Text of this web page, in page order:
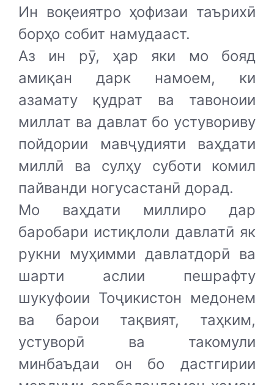
Ин воқеиятро ҳофизаи таърихӣ
борҳо собит намудааст.
Аз ин рӯ, ҳар яки мо бояд
амиқан дарк намоем, ки
азамату қудрат ва тавоноии
миллат ва давлат бо устувориву
пойдории мавҷудияти ваҳдати
миллӣ ва сулҳу суботи комил
пайванди ногусастанӣ дорад.
Мо ваҳдати миллиро дар
баробари истиқлоли давлатӣ як
рукни муҳимми давлатдорӣ ва
шарти аслии пешрафту
шукуфоии Тоҷикистон медонем
ва барои тақвият, таҳким,
устуворӣ ва такомули
минбаъдаи он бо дастгирии